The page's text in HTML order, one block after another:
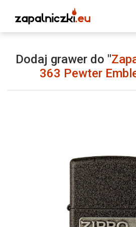
Dodaj grawer do "
363 Pewter